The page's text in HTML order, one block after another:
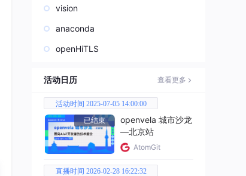
vision
anaconda
openHiTLS
活动日历 查看更多
活动时间 2025-07-05 14:00:00
已结束
openvela 城市沙龙
—北京站
AtomGit
直播时间 2026-02-28 16:22:32